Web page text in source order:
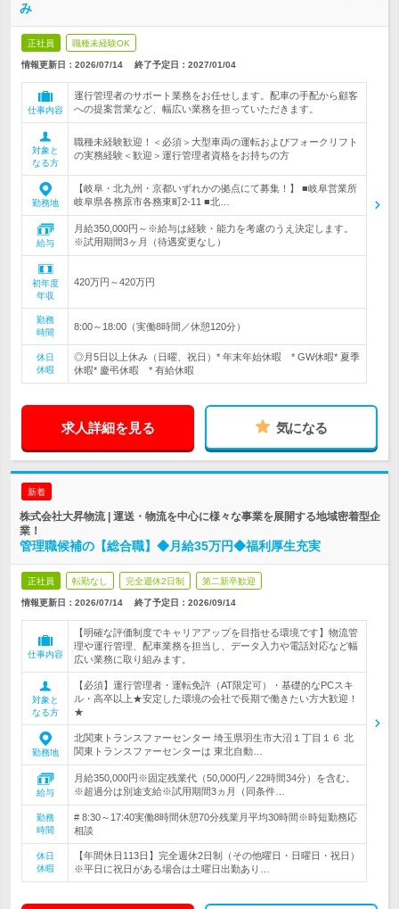
み
正社員 職種未経験OK
情報更新日：2026/07/14 終了予定日： 2027/01/04
仕事内容
運行管理者のサポート業務をお任せします。配車の手配から顧客
への提案営業など、幅広い業務を担っていただきます。
対象と
なる方
職種未経験歓迎！＜必須＞大型車両の運転およびフォークリフト
の実務経験＜歓迎＞運行管理者資格をお持ちの方
勤務地
【岐阜・北九州・京都いずれかの拠点にて募集！】 ■岐阜営業所
岐阜県各務原市各務東町2-11 ■北…
給与
月給350,000円～※給与は経験・能力を考慮のうえ決定します。
※試用期間3ヶ月（待遇変更なし）
初年度
年収
420万円～420万円
勤務
時間
8:00～18:00（実働8時間／休憩120分）
休日
休暇
◎月5日以上休み（日曜、祝日）* 年末年始休暇 * GW休暇* 夏季
休暇* 慶弔休暇 * 有給休暇
求人詳細を見る 気になる
新着
株式会社大昇物流 | 運送・物流を中心に様々な事業を展開する地域密着型企
業！
管理職候補の【総合職】◆月給35万円◆福利厚生充実
正社員 転勤なし 完全週休2日制 第二新卒歓迎
情報更新日：2026/07/14 終了予定日： 2026/09/14
仕事内容
【明確な評価制度でキャリアアップを目指せる環境です】物流管
理や運行管理、配車業務を担当し、データ入力や電話対応など幅
広い業務に取り組みます。
対象と
なる方
【必須】運行管理者・運転免許（AT限定可）・基礎的なPCスキ
ル・高卒以上★安定した環境の会社で長期で働きたい方大歓迎！
★
勤務地
北関東トランスファーセンター 埼玉県羽生市大沼１丁目１６ 北
関東トランスファーセンターは 東北自動…
給与
月給350,000円※固定残業代（50,000円／22時間34分）を含む。
※超過分は別途支給※試用期間3ヵ月（同条件…
勤務
時間
# 8:30～17:40実働8時間休憩70分残業月平均30時間※時短勤務応
相談
休日
休暇
【年間休日113日】完全週休2日制（その他曜日・日曜日・祝日）
※平日に祝日がある場合は土曜日出勤あり…